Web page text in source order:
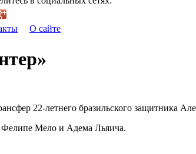
О сайте
22-летнего бразильского защитника
Фелипе Мело и Адема Льяича.